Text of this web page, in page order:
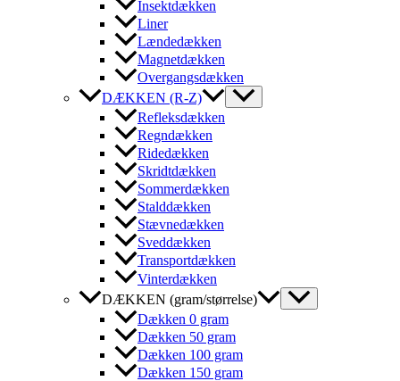
Insektdækken
Liner
Lændedækken
Magnetdækken
Overgangsdækken
DÆKKEN (R-Z)
Refleksdækken
Regndækken
Ridedækken
Skridtdækken
Sommerdækken
Stalddækken
Stævnedækken
Sveddækken
Transportdækken
Vinterdækken
DÆKKEN (gram/størrelse)
Dækken 0 gram
Dækken 50 gram
Dækken 100 gram
Dækken 150 gram